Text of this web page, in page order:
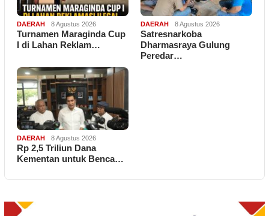
DAERAH 8 Agustus 2026
Turnamen Maraginda Cup
I di Lahan Reklam…
DAERAH 8 Agustus 2026
Satresnarkoba
Dharmasraya Gulung
Peredar…
DAERAH 8 Agustus 2026
Rp 2,5 Triliun Dana
Kementan untuk Benca…